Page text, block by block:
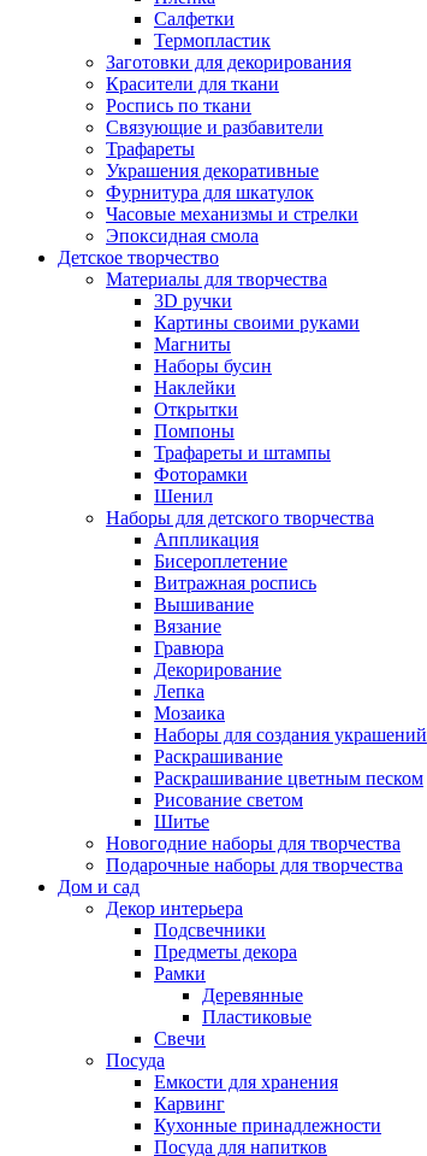
Салфетки
Термопластик
Заготовки для декорирования
Красители для ткани
Роспись по ткани
Связующие и разбавители
Трафареты
Украшения декоративные
Фурнитура для шкатулок
Часовые механизмы и стрелки
Эпоксидная смола
Детское творчество
Материалы для творчества
3D ручки
Картины своими руками
Магниты
Наборы бусин
Наклейки
Открытки
Помпоны
Трафареты и штампы
Фоторамки
Шенил
Наборы для детского творчества
Аппликация
Бисероплетение
Витражная роспись
Вышивание
Вязание
Гравюра
Декорирование
Лепка
Мозаика
Наборы для создания украшений
Раскрашивание
Раскрашивание цветным песком
Рисование светом
Шитье
Новогодние наборы для творчества
Подарочные наборы для творчества
Дом и сад
Декор интерьера
Подсвечники
Предметы декора
Рамки
Деревянные
Пластиковые
Свечи
Посуда
Емкости для хранения
Карвинг
Кухонные принадлежности
Посуда для напитков